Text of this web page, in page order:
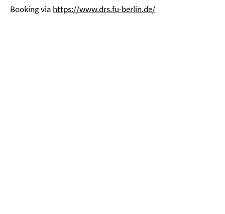
Booking via https://www.drs.fu-berlin.de/